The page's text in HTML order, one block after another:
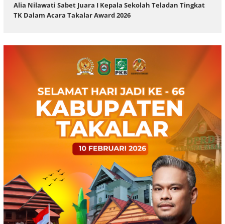
Alia Nilawati Sabet Juara I Kepala Sekolah Teladan Tingkat
TK Dalam Acara Takalar Award 2026